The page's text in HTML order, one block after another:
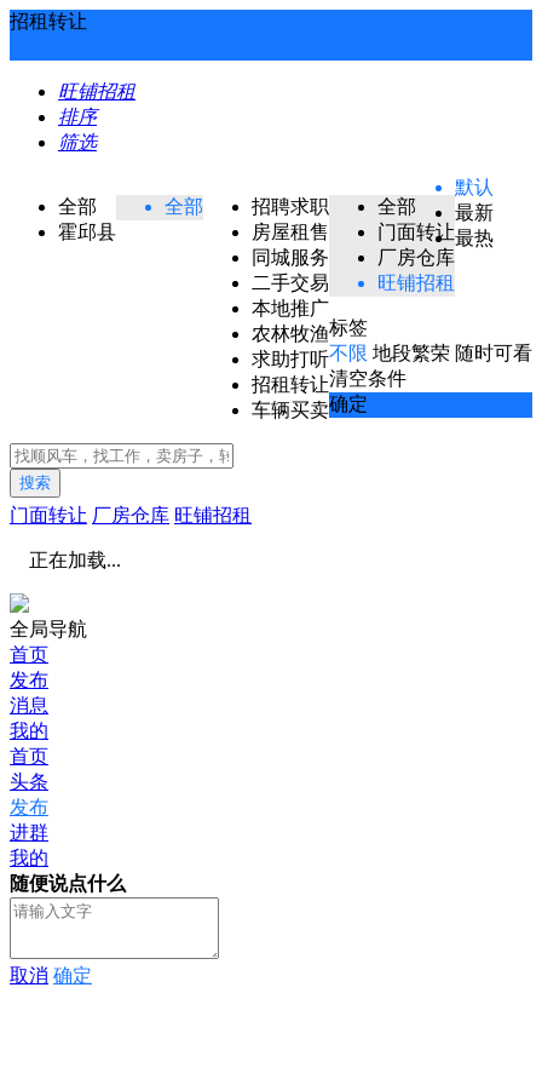
招租转让
旺铺招租
排序
筛选
全部
霍邱县
全部
招聘求职
房屋租售
同城服务
二手交易
本地推广
农林牧渔
求助打听
招租转让
车辆买卖
全部
门面转让
厂房仓库
旺铺招租
默认
最新
最热
标签
不限 地段繁荣 随时可看
清空条件
确定
搜索
门面转让 厂房仓库 旺铺招租
正在加载...
全局导航
首页
发布
消息
我的
首页
头条
发布
进群
我的
随便说点什么
取消 确定